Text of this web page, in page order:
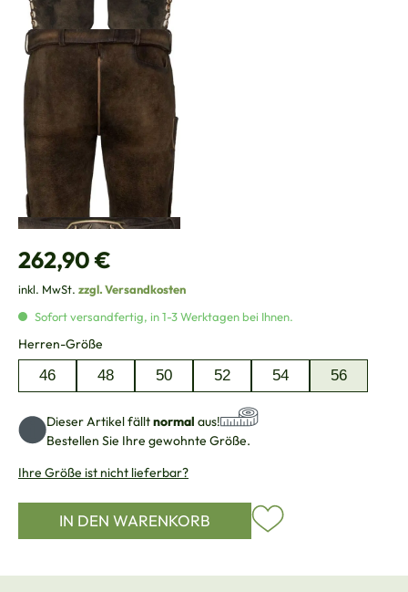
Regulärer Preis:
262,90 €
inkl. MwSt. zzgl. Versandkosten
Sofort versandfertig, in 1-3 Werktagen bei Ihnen.
Herren-Größe
46 48 50 52 54 56
Dieser Artikel fälltnormal aus!
Bestellen Sie Ihre gewohnte Größe.
Ihre Größe ist nicht lieferbar?
IN DEN WARENKORB